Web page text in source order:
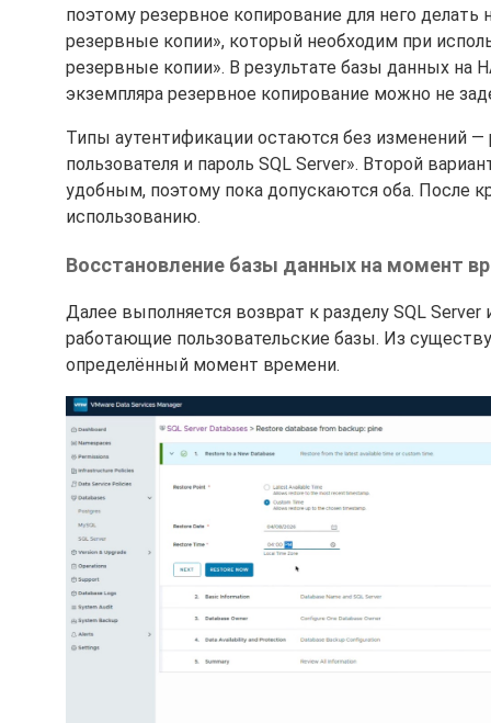
поэтому резервное копирование для него
резервные копии», который необходим при
резервные копии». В результате базы данных на
экземпляра резервное копирование можно не
Типы аутентификации остаются без изменений
пользователя и пароль SQL Server». Второй
удобным, поэтому пока допускаются оба. После
использованию.
Восстановление базы данных на момент
Далее выполняется возврат к разделу SQL
работающие пользовательские базы. Из
определённый момент времени.